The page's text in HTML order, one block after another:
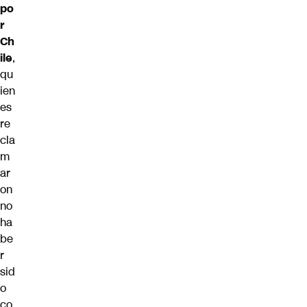
po
r
Ch
ile,
qu
ien
es
re
cla
m
ar
on
no
ha
be
r
sid
o